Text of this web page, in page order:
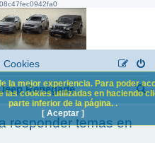
Cookies
Renegade
B
s
responder temas en
la mejor experiencia. Para poder
las cookies utilizadas en haciendo
parte inferior de la página. .
[ Aceptar ]